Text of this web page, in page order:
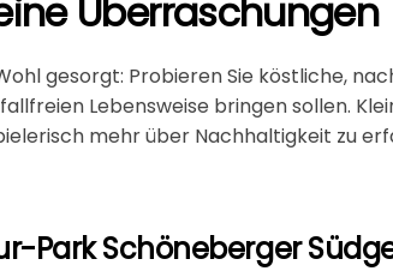
Überraschungen
gesorgt: Probieren Sie köstliche,
Lebensweise bringen sollen.
mehr über Nachhaltigkeit zu
Park Schöneberger